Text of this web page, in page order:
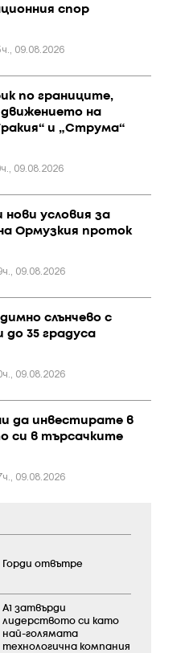
спор
09.08.2026
по границите,
на
и „Струма“
09.08.2026
условия за
Ормузкия проток
09.08.2026
слънчево с
35 градуса
09.08.2026
да инвестирате в
си в търсачките
09.08.2026
Горди отвътре
А1 затвърди
лидерството си като
най-голямата
технологична компания